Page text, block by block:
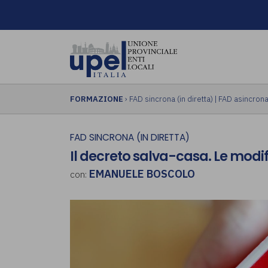
FORMAZIONE › FAD sincrona (in diretta) | FAD
FAD SINCRONA (IN DIRETTA)
Il decreto salva-casa. Le
con: EMANUELE BOSCOLO